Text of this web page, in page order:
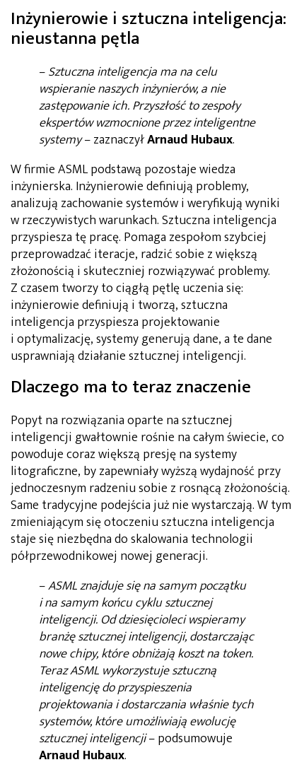
Inżynierowie i sztuczna inteligencja:
nieustanna pętla
–Sztuczna inteligencja ma na celu
wspieranie naszych inżynierów, a nie
zastępowanie ich. Przyszłość to zespoły
ekspertów wzmocnione przez inteligentne
systemy– zaznaczyłArnaud Hubaux.
W firmie ASML podstawą pozostaje wiedza
inżynierska. Inżynierowie definiują problemy,
analizują zachowanie systemów i weryfikują wyniki
w rzeczywistych warunkach. Sztuczna inteligencja
przyspiesza tę pracę. Pomaga zespołom szybciej
przeprowadzać iteracje, radzić sobie z większą
złożonością i skuteczniej rozwiązywać problemy.
Z czasem tworzy to ciągłą pętlę uczenia się:
inżynierowie definiują i tworzą, sztuczna
inteligencja przyspiesza projektowanie
i optymalizację, systemy generują dane, a te dane
usprawniają działanie sztucznej inteligencji.
Dlaczego ma to teraz znaczenie
Popyt na rozwiązania oparte na sztucznej
inteligencji gwałtownie rośnie na całym świecie, co
powoduje coraz większą presję na systemy
litograficzne, by zapewniały wyższą wydajność przy
jednoczesnym radzeniu sobie z rosnącą złożonością.
Same tradycyjne podejścia już nie wystarczają. W tym
zmieniającym się otoczeniu sztuczna inteligencja
staje się niezbędna do skalowania technologii
półprzewodnikowej nowej generacji.
–ASML znajduje się na samym początku
i na samym końcu cyklu sztucznej
inteligencji. Od dziesięcioleci wspieramy
branżę sztucznej inteligencji, dostarczając
nowe chipy, które obniżają koszt na token.
Teraz ASML wykorzystuje sztuczną
inteligencję do przyspieszenia
projektowania i dostarczania właśnie tych
systemów, które umożliwiają ewolucję
sztucznej inteligencji– podsumowuje
Arnaud Hubaux.